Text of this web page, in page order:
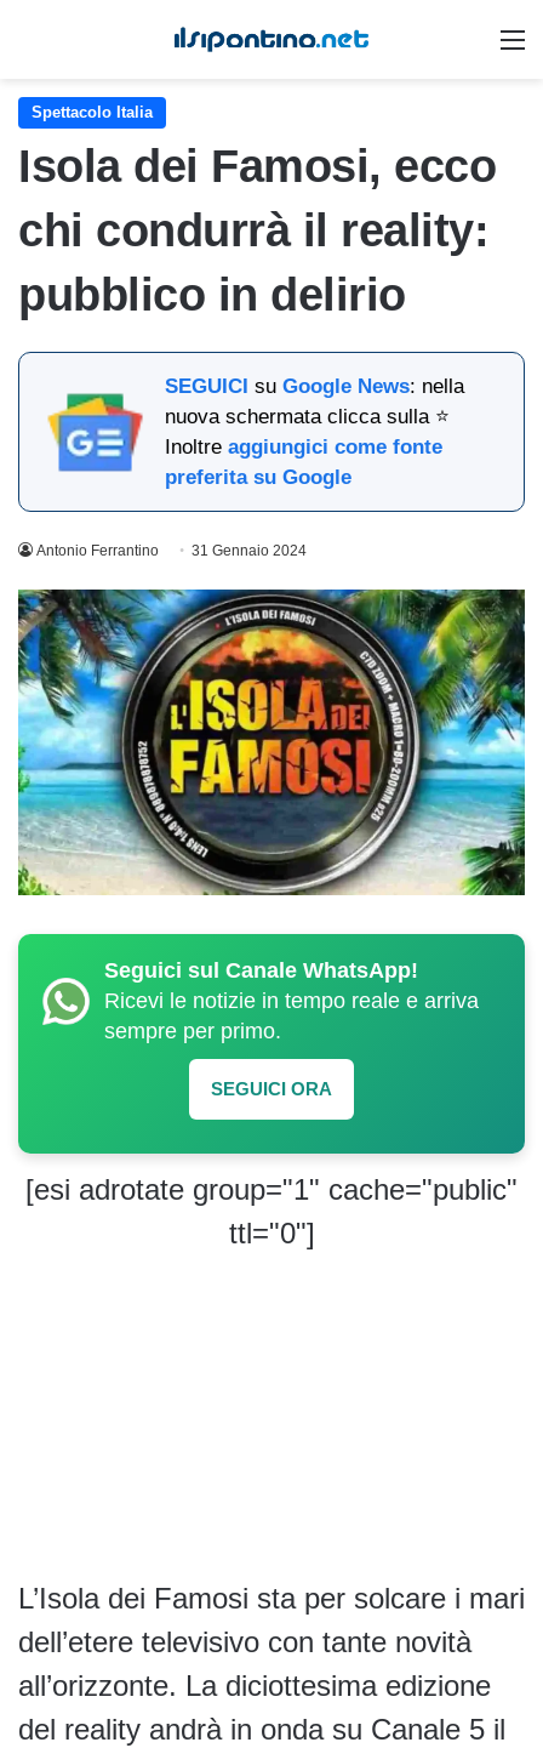
Spettacolo Italia
Isola dei Famosi, ecco
chi condurrà il reality:
pubblico in delirio
SEGUICI suGoogle News: nella
nuova schermata clicca sulla ⭐
Inoltreaggiungici come fonte
preferita su Google
Antonio Ferrantino 31 Gennaio 2024
Seguici sul Canale WhatsApp!
Ricevi le notizie in tempo reale e arriva
sempre per primo.
SEGUICI ORA
[esi adrotate group="1" cache="public"
ttl="0"]
L’Isola dei Famosi sta per solcare i mari
dell’etere televisivo con tante novità
all’orizzonte. La diciottesima edizione
del reality andrà in onda su Canale 5 il